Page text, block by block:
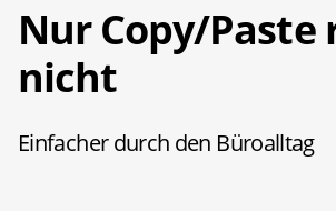
Nur Copy/Paste
nicht
Einfacher durch den Büroalltag